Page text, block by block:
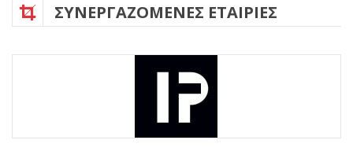
ΣΥΝΕΡΓΑΖΟΜΕΝΕΣ ΕΤΑΙΡΙΕΣ